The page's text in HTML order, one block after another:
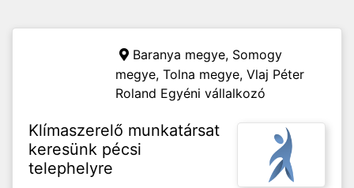
Baranya megye, Somogy
megye, Tolna megye, Vlaj Péter
Roland Egyéni vállalkozó
Klímaszerelő munkatársat
keresünk pécsi
telephelyre